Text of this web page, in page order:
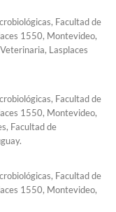
Facultad de
1550, Montevideo,
Lasplaces
Facultad de
1550, Montevideo,
Facultad de
Facultad de
1550, Montevideo,